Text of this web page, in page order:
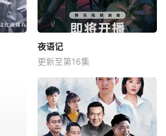
夜语记
更新至第16集